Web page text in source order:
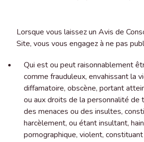
Lorsque vous laissez un Avis de
Site, vous vous engagez à ne pas
Qui est ou peut raisonnablement
comme frauduleux, envahissant la
diffamatoire, obscène, portant
ou aux droits de la personnalité de
des menaces ou des insultes,
harcèlement, ou étant insultant,
pornographique, violent,